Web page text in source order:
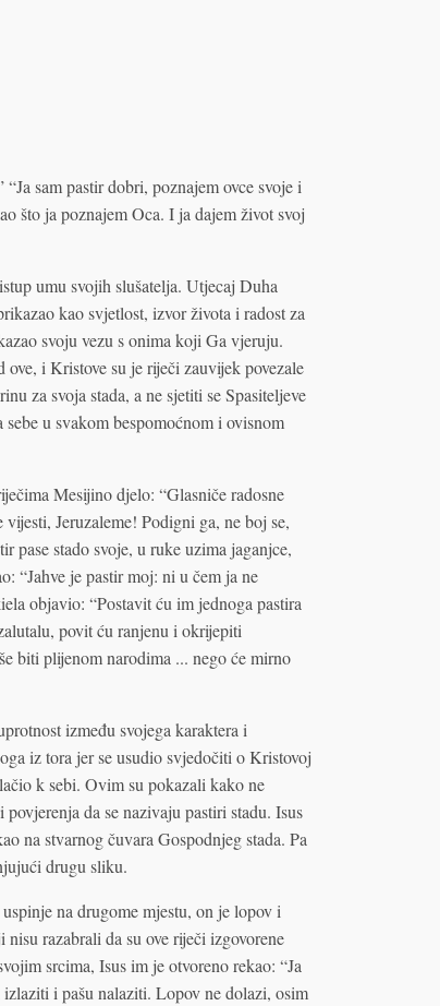
sam pastir dobri, poznajem ovce svoje i
što ja poznajem Oca. I ja dajem život svoj
umu svojih slušatelja. Utjecaj Duha
kao svjetlost, izvor života i radost za
svoju vezu s onima koji Ga vjeruju.
i Kristove su je riječi zauvijek povezale
za svoja stada, a ne sjetiti se Spasiteljeve
u svakom bespomoćnom i ovisnom
Mesijino djelo: “Glasniče radosne
Jeruzaleme! Podigni ga, ne boj se,
pase stado svoje, u ruke uzima jaganjce,
“Jahve je pastir moj: ni u čem ja ne
objavio: “Postavit ću im jednoga pastira
povit ću ranjenu i okrijepiti
biti plijenom narodima ... nego će mirno
između svojega karaktera i
iz tora jer se usudio svjedočiti o Kristovoj
k sebi. Ovim su pokazali kako ne
da se nazivaju pastiri stadu. Isus
na stvarnog čuvara Gospodnjeg stada. Pa
drugu sliku.
na drugome mjestu, on je lopov i
razabrali da su ove riječi izgovorene
srcima, Isus im je otvoreno rekao: “Ja
i pašu nalaziti. Lopov ne dolazi, osim